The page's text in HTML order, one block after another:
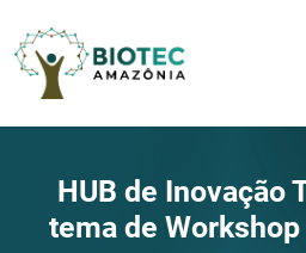
HUB de Inovação
tema de